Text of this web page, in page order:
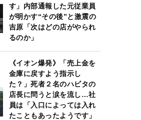
す」内部通報した元従業員
が明かす“その後”と激震の
吉原「次はどの店がやられ
るのか」
《イオン爆発》「売上金を
金庫に戻すよう指示し
た？」死者２名のハビタの
店長に問うと涙を流し…社
員は「入口によっては入れ
たこともあったようです」